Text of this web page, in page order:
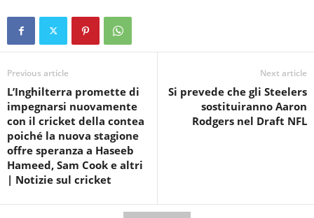
Previous article
L’Inghilterra promette di
impegnarsi nuovamente
con il cricket della contea
poiché la nuova stagione
offre speranza a Haseeb
Hameed, Sam Cook e altri
| Notizie sul cricket
Next article
Si prevede che gli Steelers
sostituiranno Aaron
Rodgers nel Draft NFL